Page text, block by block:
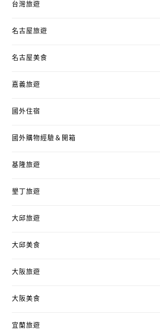
台灣旅遊
名古屋旅遊
名古屋美食
嘉義旅遊
國外住宿
國外購物經驗＆開箱
基隆旅遊
墾丁旅遊
大邱旅遊
大邱美食
大阪旅遊
大阪美食
宜蘭旅遊